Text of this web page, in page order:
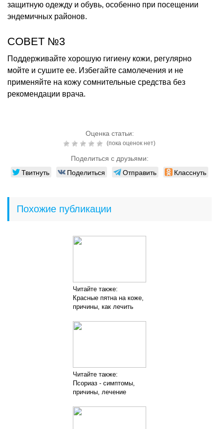
защитную одежду и обувь, особенно при посещении
эндемичных районов.
СОВЕТ №3
Поддерживайте хорошую гигиену кожи, регулярно
мойте и сушите ее. Избегайте самолечения и не
применяйте на кожу сомнительные средства без
рекомендации врача.
Оценка статьи:
(пока оценок нет)
Поделиться с друзьями:
Твитнуть Поделиться Отправить Класснуть
Похожие публикации
Читайте также:
Красные пятна на коже,
причины, как лечить
Читайте также:
Псориаз - симптомы,
причины, лечение